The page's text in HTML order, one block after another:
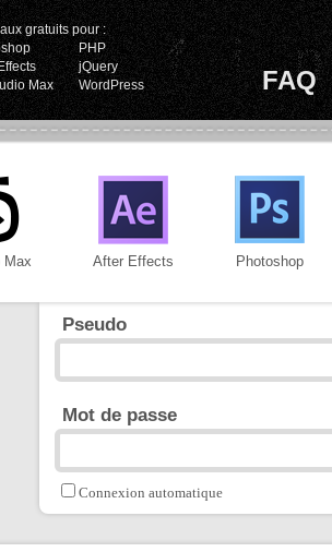
gratuits pour :
PHP
jQuery
Max
WordPress FAQ
Max After Effects Photoshop
Pseudo
Mot de passe
Connexion automatique